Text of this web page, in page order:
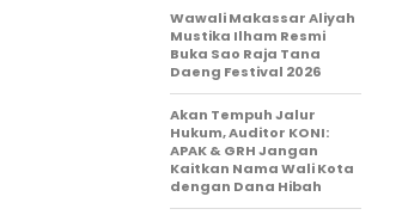
Wawali Makassar Aliyah
Mustika Ilham Resmi
Buka Sao Raja Tana
Daeng Festival 2026
Akan Tempuh Jalur
Hukum, Auditor KONI:
APAK & GRH Jangan
Kaitkan Nama Wali Kota
dengan Dana Hibah